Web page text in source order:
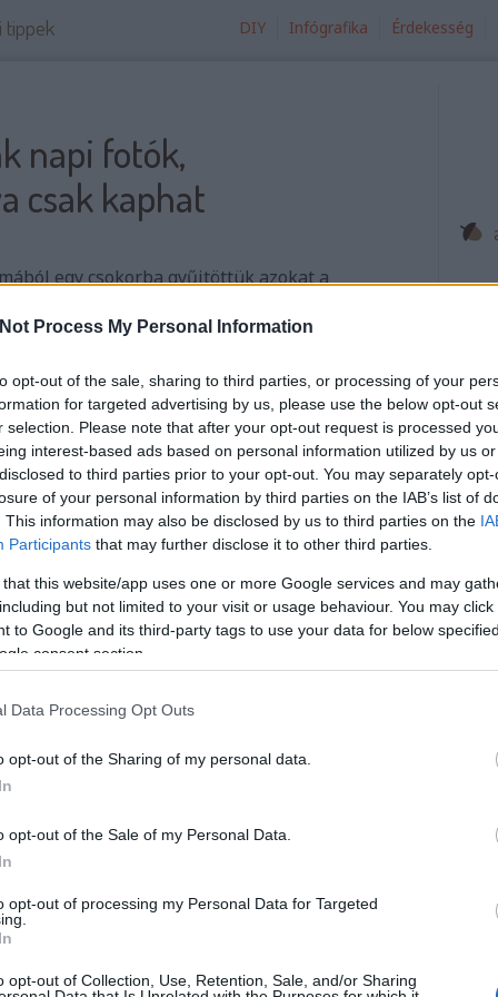
Process My Personal Information
opt-out of the sale, sharing to third parties, or processing of your
for targeted advertising by us, please use the below opt-out
selection. Please note that after your opt-out request is processed
interest-based ads based on personal information utilized by us
to third parties prior to your opt-out. You may separately
of your personal information by third parties on the IAB’s list of
This information may also be disclosed by us to third parties on the
Participants that may further disclose it to other third parties.
that this website/app uses one or more Google services and may
but not limited to your visit or usage behaviour. You may
to Google and its third-party tags to use your data for below
consent section.
Data Processing Opt Outs
opt-out of the Sharing of my personal data.
opt-out of the Sale of my Personal Data.
opt-out of processing my Personal Data for Targeted
opt-out of Collection, Use, Retention, Sale, and/or Sharing
tippek DIY Infógrafika Érdekesség
napi fotók,
csak kaphat
egy csokorba gyűjtöttük azokat a
te megörvendeztetheted az
tovább
napja meglepetéskreativitás DIY 1 komment
videót a
év múlva is
valaha, hogy hogyan talál meg Téged oly
a játszótér hatalmas embertömegében is?
szüksége van rád. De mi lenne, ha be
és…
+